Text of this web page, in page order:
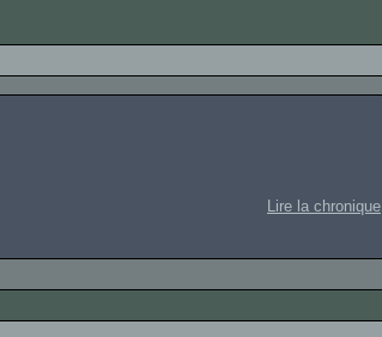
Lire la chronique